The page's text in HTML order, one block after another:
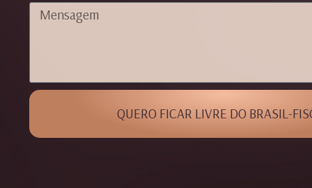
QUERO FICAR LIVRE DO BRASIL-